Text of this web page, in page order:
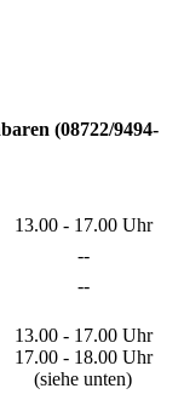
(08722/9494-
13.00 - 17.00 Uhr
--
--
13.00 - 17.00 Uhr
17.00 - 18.00 Uhr
(siehe unten)